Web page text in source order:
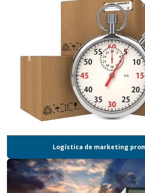
Empresas de transporte aéreo nacional
Empresas de transporte de carga
Entrega de kits promocionais
Entregas certificadas logística
Gestão de cadeia de suprimentos para
Gestão de estoque armazenagem e
Gestão de estoque sp
Logistica de brindes
Logística de marketing